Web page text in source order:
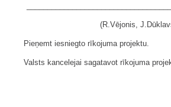
(R.Vējonis,
Pieņemt iesniegto rīkojuma projektu.
Valsts kancelejai sagatavot rīkojuma